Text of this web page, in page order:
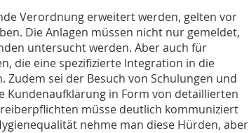
Verordnung erweitert werden, gelten vor
Die Anlagen müssen nicht nur gemeldet,
untersucht werden. Aber auch für
die eine spezifizierte Integration in die
Zudem sei der Besuch von Schulungen und
Kundenaufklärung in Form von detaillierten
müsse deutlich kommuniziert
nehme man diese Hürden, aber